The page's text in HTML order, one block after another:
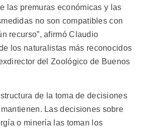
las premuras económicas y las
no son compatibles con
recurso”, afirmó Claudio
los naturalistas más reconocidos
del Zoológico de Buenos
de la toma de decisiones
Las decisiones sobre
o minería las toman los